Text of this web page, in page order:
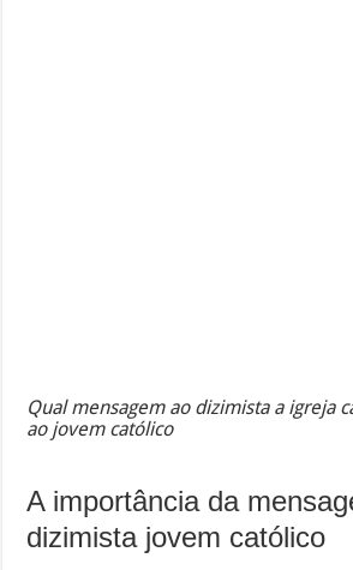
Qual mensagem ao dizimista a igreja
ao jovem católico
A importância da
dizimista jovem católico